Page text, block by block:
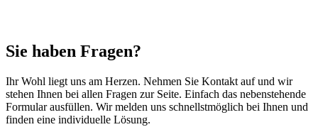
Sie haben Fragen?
Ihr Wohl liegt uns am Herzen. Nehmen Sie Kontakt auf und wir
stehen Ihnen bei allen Fragen zur Seite. Einfach das nebenstehende
Formular ausfüllen. Wir melden uns schnellstmöglich bei Ihnen und
finden eine individuelle Lösung.